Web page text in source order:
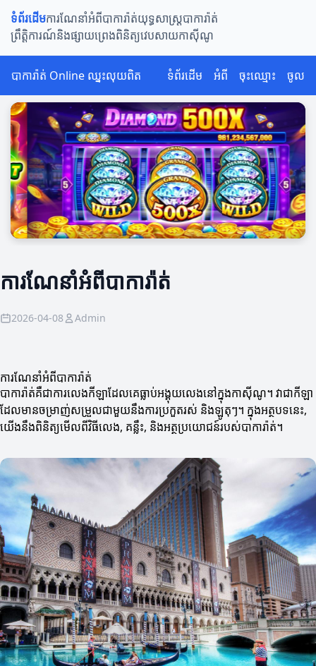
ទំព័រដើមការណែនាំអំពីបាការ៉ាត់យុទ្ធសាស្ត្របាការ៉ាត់
ព្រឹត្តិការណ៍និងផ្សាយព្រេងពិនិត្យវេបសាយកាស៊ីណូ
បាការ៉ាត់ Online ឈ្នះលុយពិត ទំព័រដើម អំពី ចុះឈ្មោះ ចូល
ការណែនាំអំពីបាការ៉ាត់
2026-04-08 Admin
ការណែនាំអំពីបាការ៉ាត់
បាការ៉ាត់គឺជាការលេងកីឡាដែលគេធ្លាប់អង្គុយលេងនៅក្នុងកាស៊ីណូ។ វាជាកីឡា
ដែលមានចម្រាញ់សម្រួលជាមួយនឹងការប្រកួតរស់ និងឡូតុៗ។ ក្នុងអត្ថបទនេះ,
យើងនឹងពិនិត្យមើលពីវិធីលេង, គន្លឹះ, និងអត្ថប្រយោជន៍របស់បាការ៉ាត់។